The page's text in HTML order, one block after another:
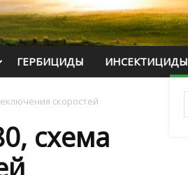
ГЕРБИЦИДЫ ИНСЕКТИЦИДЫ
скоростей
схема